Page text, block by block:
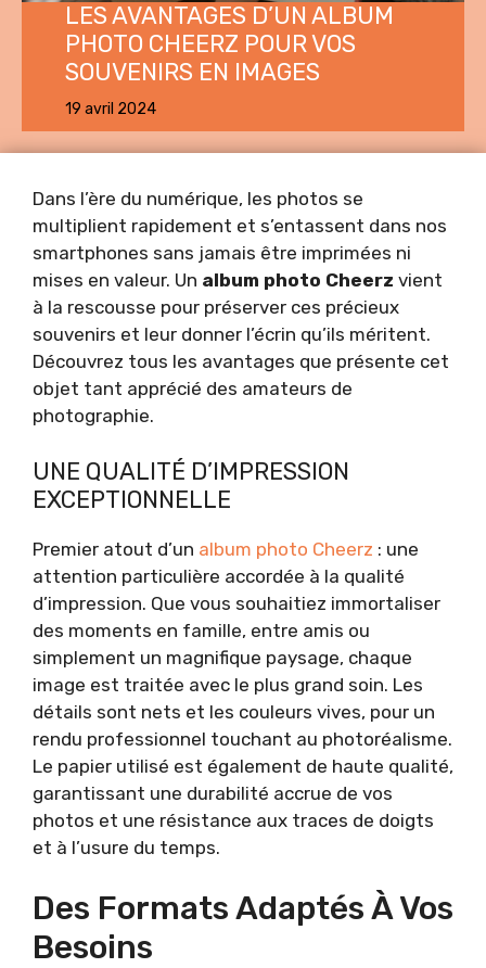
LES AVANTAGES D’UN ALBUM
PHOTO CHEERZ POUR VOS
SOUVENIRS EN IMAGES
19 avril 2024
Dans l’ère du numérique, les photos se
multiplient rapidement et s’entassent dans nos
smartphones sans jamais être imprimées ni
mises en valeur. Un album photo Cheerz vient
à la rescousse pour préserver ces précieux
souvenirs et leur donner l’écrin qu’ils méritent.
Découvrez tous les avantages que présente cet
objet tant apprécié des amateurs de
photographie.
UNE QUALITÉ D’IMPRESSION
EXCEPTIONNELLE
Premier atout d’un album photo Cheerz : une
attention particulière accordée à la qualité
d’impression. Que vous souhaitiez immortaliser
des moments en famille, entre amis ou
simplement un magnifique paysage, chaque
image est traitée avec le plus grand soin. Les
détails sont nets et les couleurs vives, pour un
rendu professionnel touchant au photoréalisme.
Le papier utilisé est également de haute qualité,
garantissant une durabilité accrue de vos
photos et une résistance aux traces de doigts
et à l’usure du temps.
Des Formats Adaptés À Vos
Besoins